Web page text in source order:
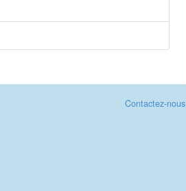
Contactez-nous